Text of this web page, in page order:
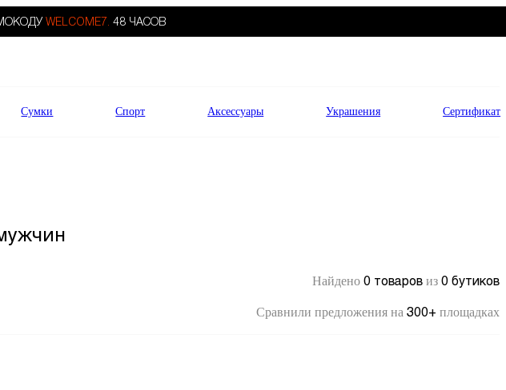
WELCOME7. 48 ЧАСОВ
Сумки Спорт Аксессуары Украшения Сертификат
Найдено 0 товаров из 0 бутиков
Сравнили предложения на 300+ площадках